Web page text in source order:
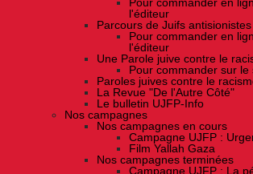
l'éditeur
Parcours de Juifs
Pour commander en
l'éditeur
Une Parole juive contre le
Pour commander sur
Paroles juives contre le
La Revue "De l'Autre Côté"
Le bulletin UJFP-Info
Nos campagnes
Nos campagnes en cours
Campagne UJFP :
Film Yallah Gaza
Nos campagnes terminées
Campagne UJFP : La